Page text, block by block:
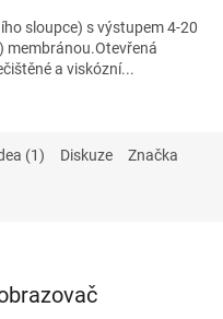
sloupce) s výstupem 4-20
membránou.Otevřená
a viskózní...
(1) Diskuze Značka